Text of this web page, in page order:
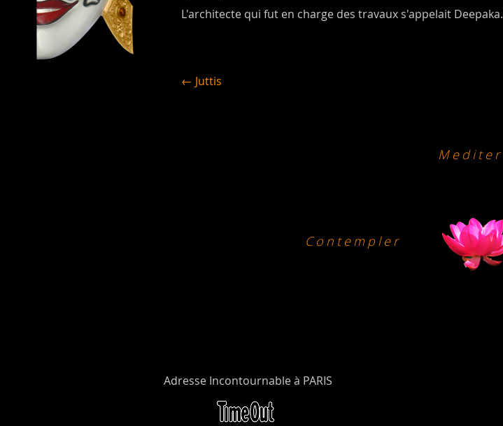
L'architecte qui fut en charge des travaux s'appelait Deepaka.
← Juttis
Mediter
Contempler
Adresse Incontournable à PARIS